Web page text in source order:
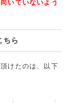
いていないよう
ちら
けたのは、以下